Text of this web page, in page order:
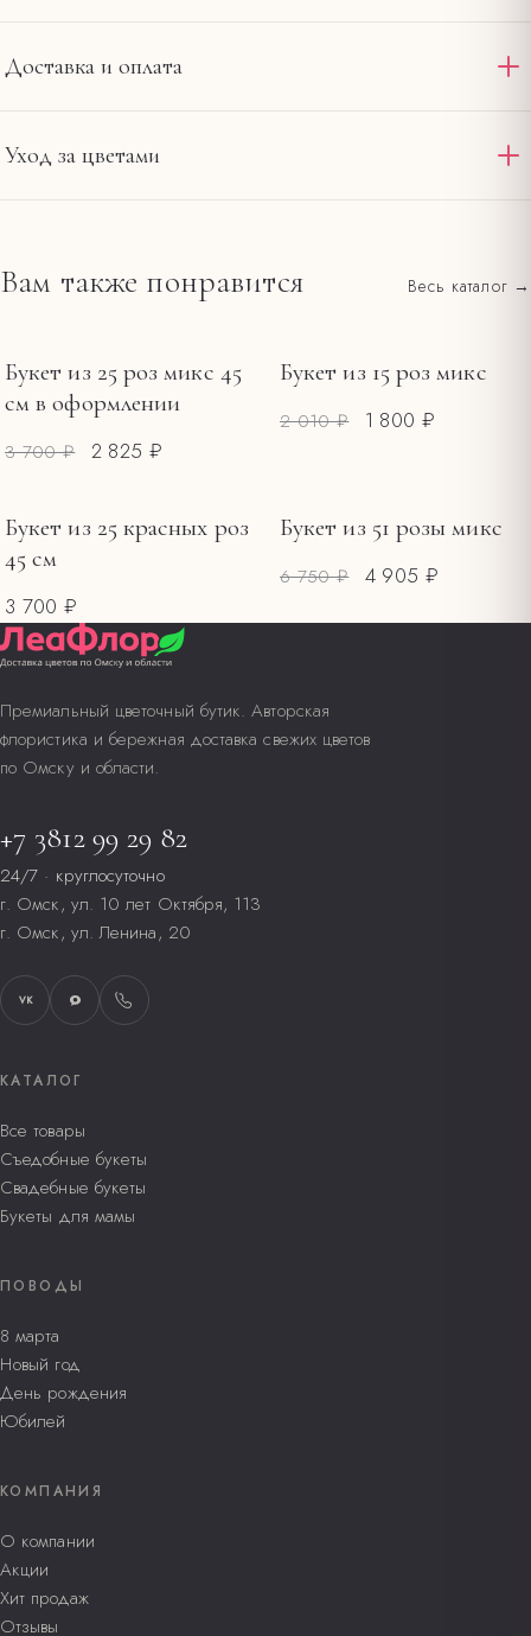
Доставка и оплата
Доставляем по Омску и области круглосуточно. Стандартная
Все тарифы и зоны →
Уход за цветами
Держите букет вдали от прямого солнца, сквозняков и
Меняйте воду каждые 1–2 дня, обновляйте срез.
Вам также понравится Весь каталог →
РАСПРОДАЖА
Букет из 25 роз микс 45
см в оформлении
3 700 ₽ 2 825 ₽
РАСПРОДАЖА
Букет из 15 роз микс
2 010 ₽ 1 800 ₽
Букет из 25 красных роз
45 см
3 700 ₽
РАСПРОДАЖА
Букет из 51 розы микс
6 750 ₽ 4 905 ₽
Премиальный цветочный бутик. Авторская
флористика и бережная доставка свежих цветов
по Омску и области.
+7 3812 99 29 82
24/7 · круглосуточно
г. Омск, ул. 10 лет Октября, 113
г. Омск, ул. Ленина, 20
VK
КАТАЛОГ
Все товары
Съедобные букеты
Свадебные букеты
Букеты для мамы
ПОВОДЫ
8 марта
Новый год
День рождения
Юбилей
КОМПАНИЯ
О компании
Акции
Хит продаж
Отзывы